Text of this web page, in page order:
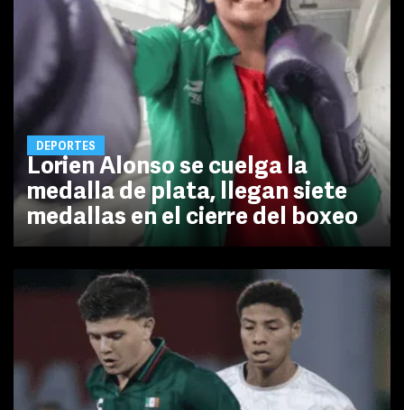
DEPORTES
Lorien Alonso se cuelga la
medalla de plata, llegan siete
medallas en el cierre del boxeo